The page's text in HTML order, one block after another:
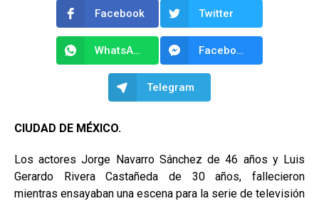
Facebook Twitter
WhatsApp Facebook Messenger
Telegram
CIUDAD DE MÉXICO.
Los actores Jorge Navarro Sánchez de 46 años y Luis
Gerardo Rivera Castañeda de 30 años, fallecieron
mientras ensayaban una escena para la serie de televisión